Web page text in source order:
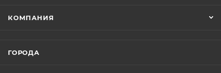
КОМПАНИЯ
ГОРОДА